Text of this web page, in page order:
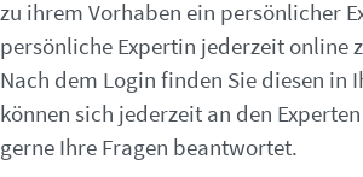
zu ihrem Vorhaben ein persönlicher
persönliche Expertin jederzeit online
Nach dem Login finden Sie diesen in
können sich jederzeit an den
gerne Ihre Fragen beantwortet.